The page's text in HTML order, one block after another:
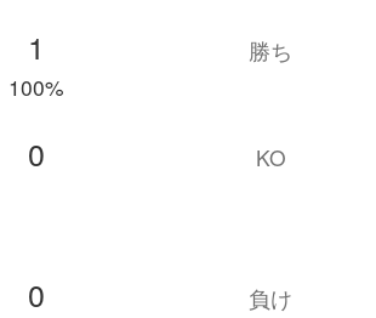
1
100%
勝ち
0 KO
0 負け